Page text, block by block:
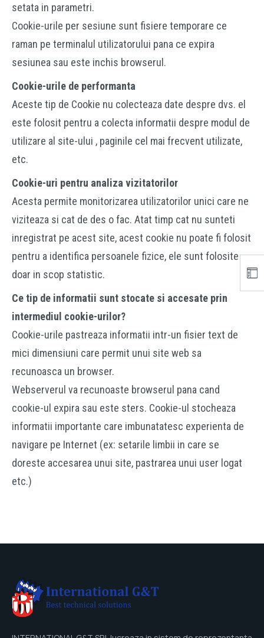
setata in parametri.
Cookie-urile per sesiune sunt fisiere temporare ce
raman pe terminalul utilizatorului pana ce expira
sesiunea sau este inchis browserul.
Cookie-urile de performanta
Aceste tip de Cookie nu colecteaza date despre dvs. el
este folosit pentru a colecta informatii despre modul de
utilizare al site-ului , paginile cel mai frecvent utilizate,
etc.
Cookie-uri pentru analiza vizitatorilor
Acesta permite monitorizarea utilizatorilor unici care ne
viziteaza si cat de des o fac. Atat timp cat nu sunteti
inregistrat pe acest site, acest cookie nu poate fi folosit
pentru a identifica persoanele fizice, ele sunt folosite
doar in scop statistic.
Ce tip de informatii sunt stocate si accesate prin
intermediul cookie-urilor?
Cookie-urile pastreaza informatii intr-un fisier text de
mici dimensiuni care permit unui site web sa
recunoasca un browser.
Webserverul va recunoaste browserul pana cand
cookie-ul expira sau este sters. Cookie-ul stocheaza
informatii importante care imbunatatesc experienta de
navigare pe Internet (ex: setarile limbii in care se
doreste accesarea unui site, pastrarea unui user logat
etc.)